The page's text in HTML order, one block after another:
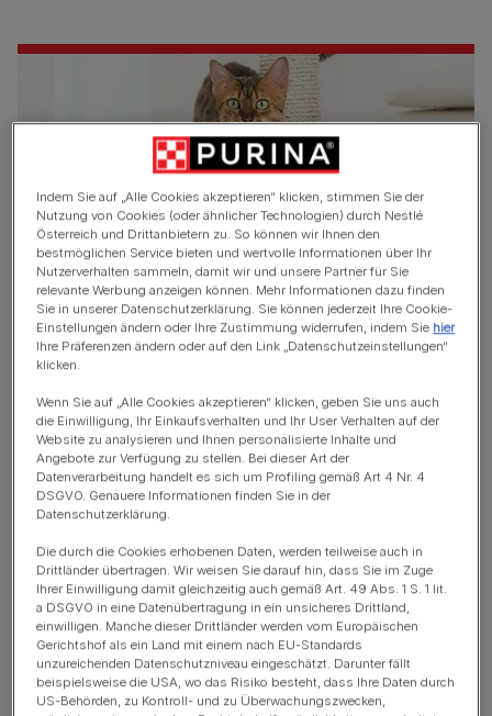
Von einer Wohnungskatze spricht man dann, wenn
deine Katze ausschließlich in der Wohnung lebt.
Wohnungskatzen haben in der Regel auch keinen
Zugang nach draußen – maximal können sie auf einem
Balkon etwas frische Luft schnuppern. Ist deine Katze
schon ihr ganzes Leben lang an ihre vier Wände
gewöhnt, kann sie dort ein sicheres, zufriedenes und
Sie wird regelmäßig gefüttert, hat immer Trinkwasser zur
Verfügung und bekommt regelmäßige Streichel- und
Krauleinheiten von dir.
Voraussetzung ist allerdings, dass du deiner
Wohnungskatze ein katzenfreundliches Zuhause bietest.
Indem Sie auf „Alle Cookies akzeptieren“ klicken, stimmen Sie der
Nutzung von Cookies (oder ähnlicher Technologien) durch Nestlé
Österreich und Drittanbietern zu. So können wir Ihnen den
bestmöglichen Service bieten und wertvolle Informationen über Ihr
Nutzerverhalten sammeln, damit wir und unsere Partner für Sie
relevante Werbung anzeigen können. Mehr Informationen dazu finden
Sie in unserer Datenschutzerklärung. Sie können jederzeit Ihre Cookie-
Einstellungen ändern oder Ihre Zustimmung widerrufen, indem Sie hier
Ihre Präferenzen ändern oder auf den Link „Datenschutzeinstellungen“
klicken.
Wenn Sie auf „Alle Cookies akzeptieren“ klicken, geben Sie uns auch
die Einwilligung, Ihr Einkaufsverhalten und Ihr User Verhalten auf der
Website zu analysieren und Ihnen personalisierte Inhalte und
Angebote zur Verfügung zu stellen. Bei dieser Art der
Datenverarbeitung handelt es sich um Profiling gemäß Art 4 Nr. 4
DSGVO. Genauere Informationen finden Sie in der
Datenschutzerklärung.
Die durch die Cookies erhobenen Daten, werden teilweise auch in
Drittländer übertragen. Wir weisen Sie darauf hin, dass Sie im Zuge
Ihrer Einwilligung damit gleichzeitig auch gemäß Art. 49 Abs. 1 S. 1 lit.
a DSGVO in eine Datenübertragung in ein unsicheres Drittland,
einwilligen. Manche dieser Drittländer werden vom Europäischen
Gerichtshof als ein Land mit einem nach EU-Standards
unzureichenden Datenschutzniveau eingeschätzt. Darunter fällt
beispielsweise die USA, wo das Risiko besteht, dass Ihre Daten durch
US-Behörden, zu Kontroll- und zu Überwachungszwecken,